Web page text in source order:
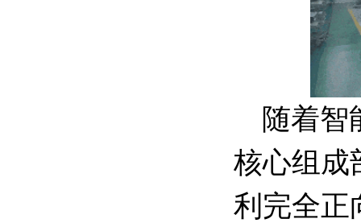
随着智
核心组成
利完全正